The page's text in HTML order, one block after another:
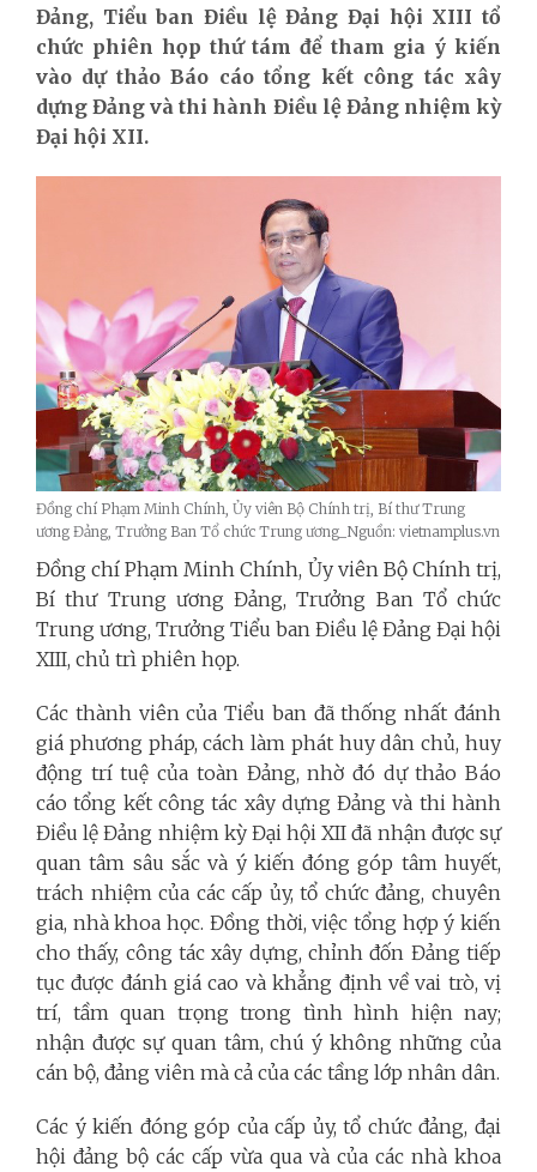
Đảng, Tiểu ban Điều lệ Đảng Đại hội XIII tổ
chức phiên họp thứ tám để tham gia ý kiến
vào dự thảo Báo cáo tổng kết công tác xây
dựng Đảng và thi hành Điều lệ Đảng nhiệm kỳ
Đại hội XII.
Đồng chí Phạm Minh Chính, Ủy viên Bộ Chính trị, Bí thư Trung
ương Đảng, Trưởng Ban Tổ chức Trung ương_Nguồn: vietnamplus.vn
Đồng chí Phạm Minh Chính, Ủy viên Bộ Chính trị,
Bí thư Trung ương Đảng, Trưởng Ban Tổ chức
Trung ương, Trưởng Tiểu ban Điều lệ Đảng Đại hội
XIII, chủ trì phiên họp.
Các thành viên của Tiểu ban đã thống nhất đánh
giá phương pháp, cách làm phát huy dân chủ, huy
động trí tuệ của toàn Đảng, nhờ đó dự thảo Báo
cáo tổng kết công tác xây dựng Đảng và thi hành
Điều lệ Đảng nhiệm kỳ Đại hội XII đã nhận được sự
quan tâm sâu sắc và ý kiến đóng góp tâm huyết,
trách nhiệm của các cấp ủy, tổ chức đảng, chuyên
gia, nhà khoa học. Đồng thời, việc tổng hợp ý kiến
cho thấy, công tác xây dựng, chỉnh đốn Đảng tiếp
tục được đánh giá cao và khẳng định về vai trò, vị
trí, tầm quan trọng trong tình hình hiện nay;
nhận được sự quan tâm, chú ý không những của
cán bộ, đảng viên mà cả của các tầng lớp nhân dân.
Các ý kiến đóng góp của cấp ủy, tổ chức đảng, đại
hội đảng bộ các cấp vừa qua và của các nhà khoa